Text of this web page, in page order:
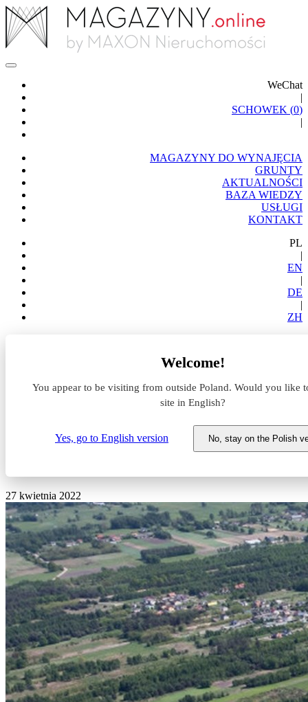
WeChat
|
SCHOWEK (0)
|
MAGAZYNY DO WYNAJĘCIA
GRUNTY
AKTUALNOŚCI
BAZA WIEDZY
USŁUGI
KONTAKT
PL
|
EN
|
DE
|
ZH
Welcome!
You appear to be visiting from outside Poland. Would you like
site in English?
Yes, go to English version No, stay on the Polish
Arteria Logistics przenosi się do Panattoni Park Warsaw
Arteria Logistics przenosi się
do Panattoni Park Warsaw
27 kwietnia 2022